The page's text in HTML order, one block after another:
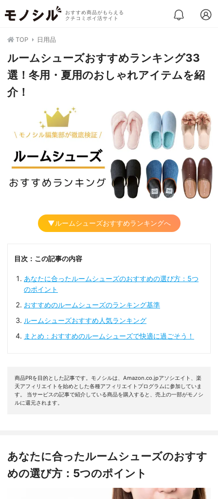
おすすめ商品がもらえる
クチコミポイ活サイト
TOP 日用品
ルームシューズおすすめランキング33
選！冬用・夏用のおしゃれアイテムを紹
介！
▼ルームシューズおすすめランキングへ
目次：この記事の内容
あなたに合ったルームシューズのおすすめの選び方：5つ
のポイント
おすすめのルームシューズのランキング基準
ルームシューズおすすめ人気ランキング
まとめ：おすすめのルームシューズで快適に過ごそう！
商品PRを目的とした記事です。モノシルは、Amazon.co.jpアソシエイト、楽
天アフィリエイトを始めとした各種アフィリエイトプログラムに参加していま
す。 当サービスの記事で紹介している商品を購入すると、売上の一部がモノシ
ルに還元されます。
あなたに合ったルームシューズのおすす
めの選び方：5つのポイント